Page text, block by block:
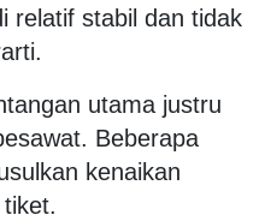
relatif stabil dan tidak
utama justru
Beberapa
kenaikan